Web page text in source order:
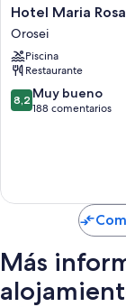
Características de la
Las 428 habitaciones
acondicionado,
y minibares.
Además, otros
incluyen los siguientes:
Televisiones con
Balcones,
Hotel
Maria
Rosaria
Orosei
Hotel Maria
Orosei
Piscina
Restaurante
8.2
sobre
8,2 Muy bueno
188 comentarios
Más